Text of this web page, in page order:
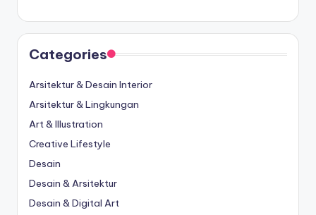
Categories
Arsitektur & Desain Interior
Arsitektur & Lingkungan
Art & Illustration
Creative Lifestyle
Desain
Desain & Arsitektur
Desain & Digital Art